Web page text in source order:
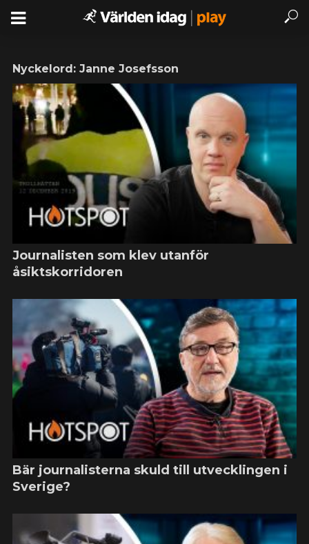
Nyckelord: Janne Josefsson
Journalisten som klev utanför
åsiktskorridoren
Bär journalisterna skuld till utvecklingen i
Sverige?